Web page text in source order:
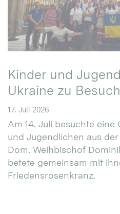
Kinder und
Ukraine zu
17. Juli 2026
Am 14. Juli besuchte
und Jugendlichen aus
Dom. Weihbischof
betete gemeinsam mit
Friedensrosenkranz.